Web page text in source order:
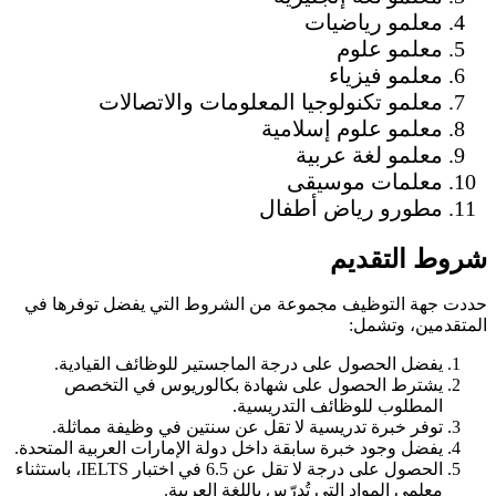
معلمو رياضيات
معلمو علوم
معلمو فيزياء
معلمو تكنولوجيا المعلومات والاتصالات
معلمو علوم إسلامية
معلمو لغة عربية
معلمات موسيقى
مطورو رياض أطفال
شروط التقديم
حددت جهة التوظيف مجموعة من الشروط التي يفضل توفرها في
المتقدمين، وتشمل:
يفضل الحصول على درجة الماجستير للوظائف القيادية.
يشترط الحصول على شهادة بكالوريوس في التخصص
المطلوب للوظائف التدريسية.
توفر خبرة تدريسية لا تقل عن سنتين في وظيفة مماثلة.
يفضل وجود خبرة سابقة داخل دولة الإمارات العربية المتحدة.
الحصول على درجة لا تقل عن 6.5 في اختبار IELTS، باستثناء
معلمي المواد التي تُدرّس باللغة العربية.